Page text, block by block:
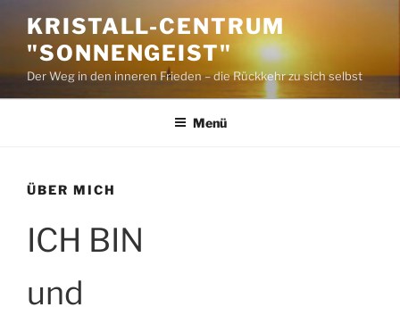
Inhalt
springen
KRISTALL-CENTRUM
"SONNENGEIST"
Der Weg in den inneren Frieden – die Rückkehr zu sich selbst
Menü
ÜBER MICH
ICH BIN
und